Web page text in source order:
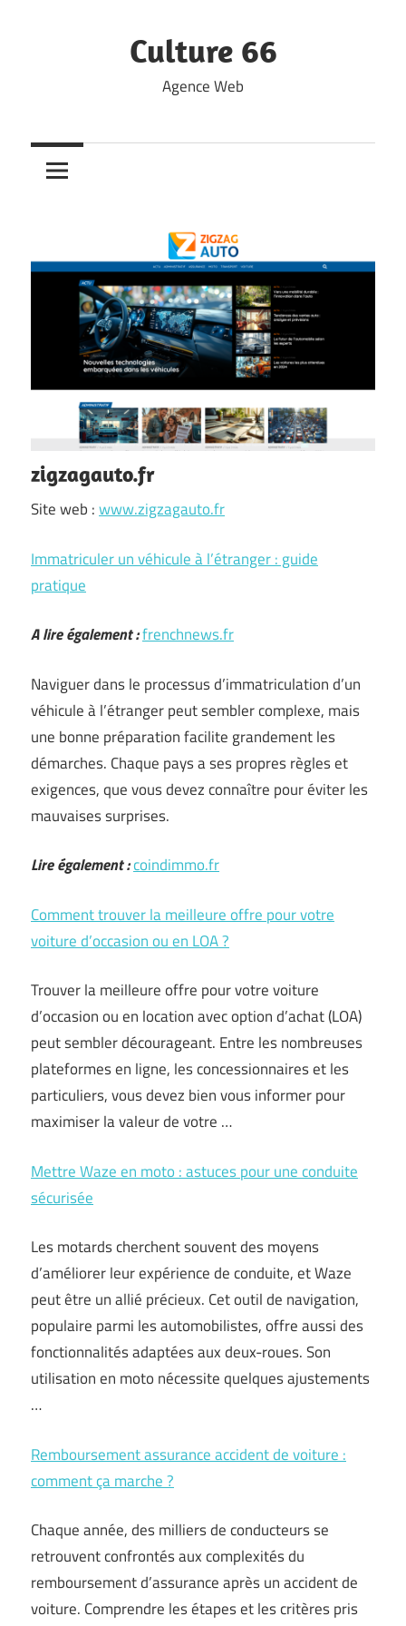
Culture 66
Agence Web
zigzagauto.fr
Site web :www.zigzagauto.fr
Immatriculer un véhicule à l’étranger : guide
pratique
A lire également :frenchnews.fr
Naviguer dans le processus d’immatriculation d’un
véhicule à l’étranger peut sembler complexe, mais
une bonne préparation facilite grandement les
démarches. Chaque pays a ses propres règles et
exigences, que vous devez connaître pour éviter les
mauvaises surprises.
Lire également :coindimmo.fr
Comment trouver la meilleure offre pour votre
voiture d’occasion ou en LOA ?
Trouver la meilleure offre pour votre voiture
d’occasion ou en location avec option d’achat (LOA)
peut sembler décourageant. Entre les nombreuses
plateformes en ligne, les concessionnaires et les
particuliers, vous devez bien vous informer pour
maximiser la valeur de votre …
Mettre Waze en moto : astuces pour une conduite
sécurisée
Les motards cherchent souvent des moyens
d’améliorer leur expérience de conduite, et Waze
peut être un allié précieux. Cet outil de navigation,
populaire parmi les automobilistes, offre aussi des
fonctionnalités adaptées aux deux-roues. Son
utilisation en moto nécessite quelques ajustements
…
Remboursement assurance accident de voiture :
comment ça marche ?
Chaque année, des milliers de conducteurs se
retrouvent confrontés aux complexités du
remboursement d’assurance après un accident de
voiture. Comprendre les étapes et les critères pris